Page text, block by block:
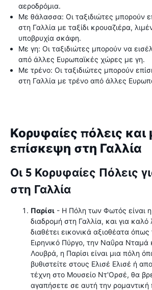
αεροδρόμια.
Με θάλασσα: Οι ταξιδιώτες μπορούν
στη Γαλλία με ταξίδι κρουαζιέρα,
υποβρυχία σκάφη.
Με γη: Οι ταξιδιώτες μπορούν να
από άλλες Ευρωπαϊκές χώρες με γη.
Με τρένο: Οι ταξιδιώτες μπορούν
στη Γαλλία με τρένο από άλλες
Κορυφαίες πόλεις και
επίσκεψη στη Γαλλία
Οι 5 Κορυφαίες Πόλεις
στη Γαλλία
Παρίσι - Η Πόλη των Φωτός είναι η
διαδρομή στη Γαλλία, και για
διαθέτει εικονικά αξιοθέατα
Ειρηνικό Πύργο, την Ναΰρα Νταμά
Λουβρά, η Παρίσι είναι μια πόλη
βυθιστείτε στους Ελισέ Ελισέ ή
τέχνη στο Μουσείο Ντ'Ορσέ, θα
αγαπήσετε σε αυτή την ρομαντική